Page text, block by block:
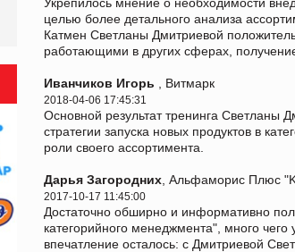
целью более детального анализа
Катмен Светланы Дмитриевой
работающими в других сферах,
Иванчиков Игорь , Витмарк
2018-04-06 17:45:31
Основной результат тренинга
стратегии запуска новых продуктов в
роли своего ассортимента.
Дарья Загородних , Альфаморис Плюс
2017-10-17 11:45:00
Достаточно обширно и информативно
категорийного менеджмента", много
впечатление осталось: с Дмитриевой